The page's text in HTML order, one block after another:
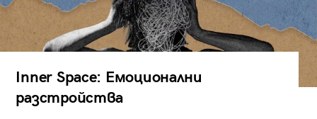
Inner Space: Емоционални
разстройства